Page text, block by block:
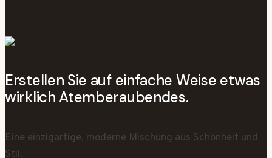
Erstellen Sie auf einfache Weise etwas
wirklich Atemberaubendes.
Eine einzigartige, moderne Mischung aus Schönheit und
Stil.